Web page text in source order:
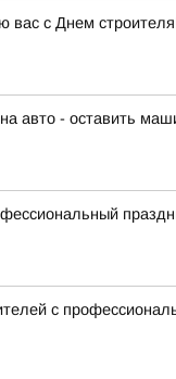
вас с Днем
авто - оставить
с